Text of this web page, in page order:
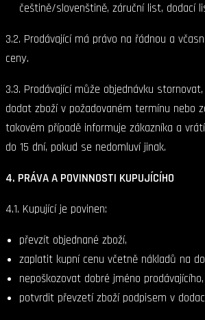
češtině/slovenštině, záruční list, dodací
3.2. Prodávající má právo na řádnou a
ceny.
3.3. Prodávající může objednávku
dodat zboží v požadovaném termínu nebo
takovém případě informuje zákazníka a
do 15 dní, pokud se nedomluví jinak.
4. PRÁVA A POVINNOSTI KUPUJÍCÍHO
4.1. Kupující je povinen:
převzít objednané zboží,
zaplatit kupní cenu včetně nákladů na
nepoškozovat dobré jméno prodávajícího,
potvrdit převzetí zboží podpisem v